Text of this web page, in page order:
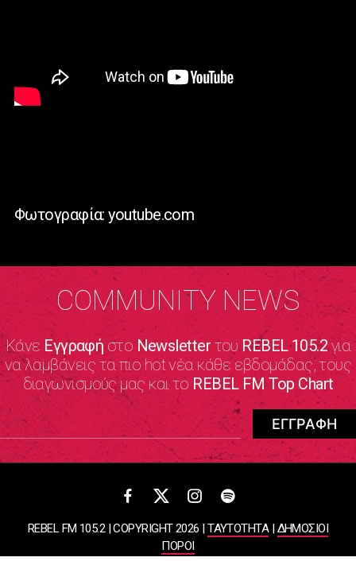
Φωτογραφία: youtube.com
COMMUNITY NEWS
Κάνε Εγγραφήστο NewsletterτουREBEL 105.2για
να λαμβάνεις τα πιο hot νέα κάθε εβδομάδας, τους
διαγωνισμούς μας και το REBEL FM Top Chart
REBEL FM 105.2 | COPYRIGHT 2026 |ΤΑΥΤΟΤΗΤΑ|ΔΗΜΟΣΙΟΙ
ΠΟΡΟΙ